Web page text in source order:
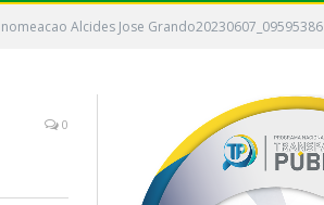
Alcides Jose Grando20230607_09595386
0